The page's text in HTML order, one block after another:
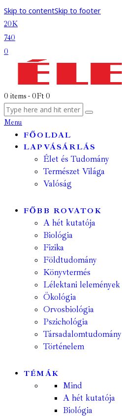
Skip to contentSkip to footer
20K
740
0
0 items - 0Ft 0
Menu
FŐOLDAL
LAPVÁSÁRLÁS
Élet és Tudomány
Természet Világa
Valóság
FŐBB ROVATOK
A hét kutatója
Biológia
Fizika
Földtudomány
Könyvtermés
Lélektani lelemények
Ökológia
Orvosbiológia
Pszichológia
Társadalomtudomány
Történelem
TÉMÁK
Mind
A hét kutatója
Biológia